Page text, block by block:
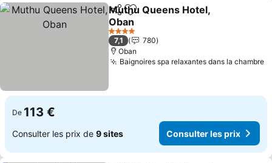
PartagerAjouter à mes favoris
Muthu Queens Hotel,
Oban
Consulter les prix
4 Étoiles
7,1
780
Oban
Baignoires spa relaxantes dans la chambre
De 113 €
Consulter les prix de 9 sites Consulter les prix